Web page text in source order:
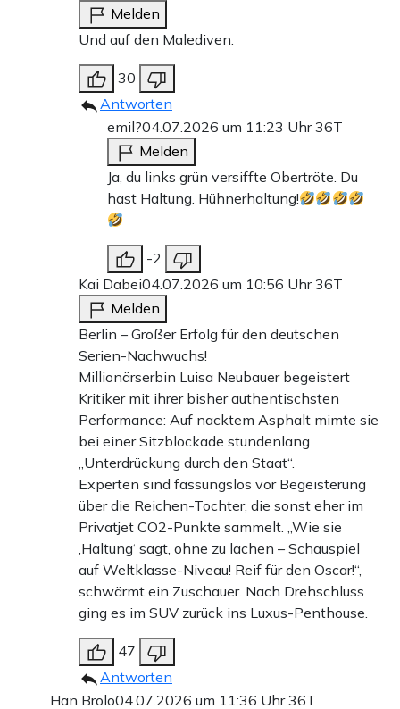
Melden
Und auf den Malediven.
30
Antworten
emil?04.07.2026 um 11:23 Uhr36T
Melden
Ja, du links grün versiffte Obertröte. Du
hast Haltung. Hühnerhaltung!
-2
Kai Dabei04.07.2026 um 10:56 Uhr36T
Melden
Berlin – Großer Erfolg für den deutschen
Serien-Nachwuchs!
Millionärserbin Luisa Neubauer begeistert
Kritiker mit ihrer bisher authentischsten
Performance: Auf nacktem Asphalt mimte sie
bei einer Sitzblockade stundenlang
„Unterdrückung durch den Staat“.
Experten sind fassungslos vor Begeisterung
über die Reichen-Tochter, die sonst eher im
Privatjet CO2-Punkte sammelt. „Wie sie
‚Haltung‘ sagt, ohne zu lachen – Schauspiel
auf Weltklasse-Niveau! Reif für den Oscar!“,
schwärmt ein Zuschauer. Nach Drehschluss
ging es im SUV zurück ins Luxus-Penthouse.
47
Antworten
Han Brolo04.07.2026 um 11:36 Uhr36T